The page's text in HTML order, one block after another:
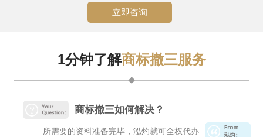
立即咨询
1分钟了解商标撤三服务
商标撤三如何解决？
所需要的资料准备完毕，泓灼就可全权代办